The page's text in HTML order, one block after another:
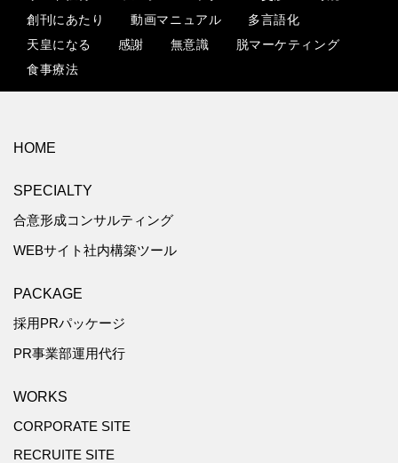
創刊にあたり
動画マニュアル
多言語化
天皇になる
感謝 無意識
脱マーケティング
食事療法
HOME
SPECIALTY
合意形成コンサルティング
WEBサイト社内構築ツール
PACKAGE
採用PRパッケージ
PR事業部運用代行
WORKS
CORPORATE SITE
RECRUITE SITE